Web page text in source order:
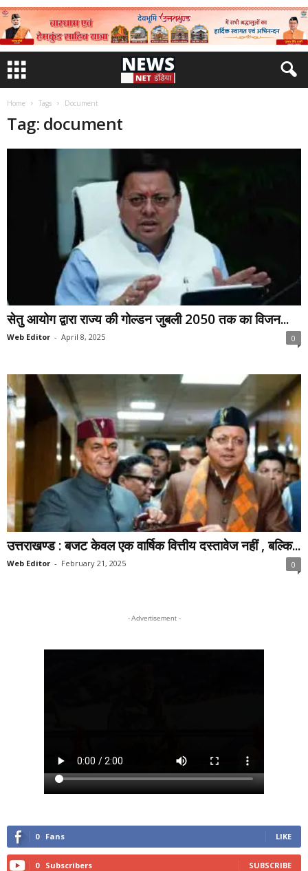
Home Tags Document
Tag: document
सेतु आयोग द्वारा राज्य की गोल्डन जुबली 2050 तक का विजन...
Web Editor - April 8, 2025 0
उत्तराखण्ड : बजट केवल एक वार्षिक वित्तीय दस्तावेज नहीं , बल्कि...
Web Editor - February 21, 2025 0
- Advertisement -
0 Fans LIKE
0 Subscribers SUBSCRIBE